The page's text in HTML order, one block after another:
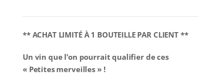
** ACHAT LIMITÉ À 1 BOUTEILLE PAR CLIENT **
Un vin que l’on pourrait qualifier de ces
« Petites merveilles » !